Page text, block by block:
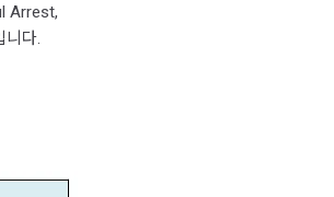
Arrest,
니다.